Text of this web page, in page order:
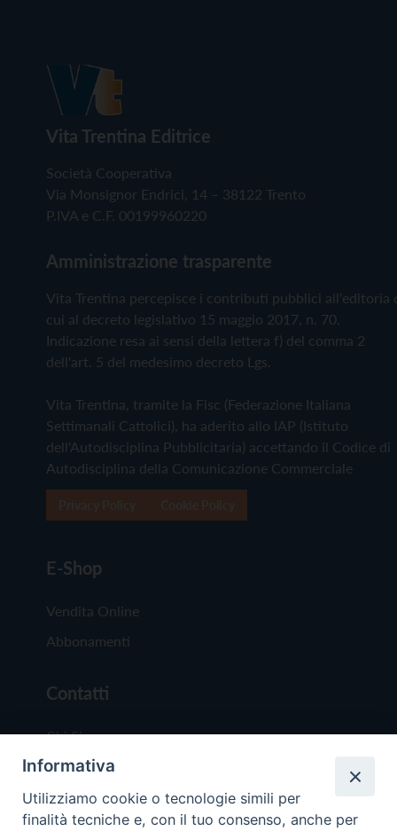
Vita Trentina Editrice
Società Cooperativa
Via Monsignor Endrici, 14 – 38122 Trento
P.IVA e C.F. 00199960220
Amministrazione trasparente
Vita Trentina percepisce i contributi pubblici all'editoria
cui al decreto legislativo 15 maggio 2017, n. 70.
Indicazione resa ai sensi della lettera f) del comma 2
dell'art. 5 del medesimo decreto Lgs.
Vita Trentina, tramite la Fisc (Federazione Italiana
Settimanali Cattolici), ha aderito allo IAP (Istituto
dell'Autodisciplina Pubblicitaria) accettando il Codice di
Autodisciplina della Comunicazione Commerciale
E-Shop
Vendita Online
Abbonamenti
Contatti
Chi Siamo
Redazione
Scrivici
Informativa
Utilizziamo cookie o tecnologie simili per
finalità tecniche e, con il tuo consenso, anche per